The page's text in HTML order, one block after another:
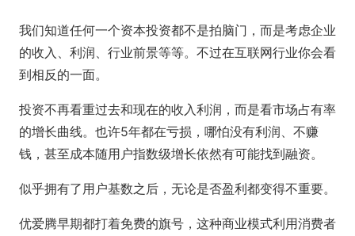
我们知道任何一个资本投资都不是拍脑门，而是考虑企业
的收入、利润、行业前景等等。不过在互联网行业你会看
到相反的一面。
投资不再看重过去和现在的收入利润，而是看市场占有率
的增长曲线。也许5年都在亏损，哪怕没有利润、不赚
钱，甚至成本随用户指数级增长依然有可能找到融资。
似乎拥有了用户基数之后，无论是否盈利都变得不重要。
优爱腾早期都打着免费的旗号，这种商业模式利用消费者